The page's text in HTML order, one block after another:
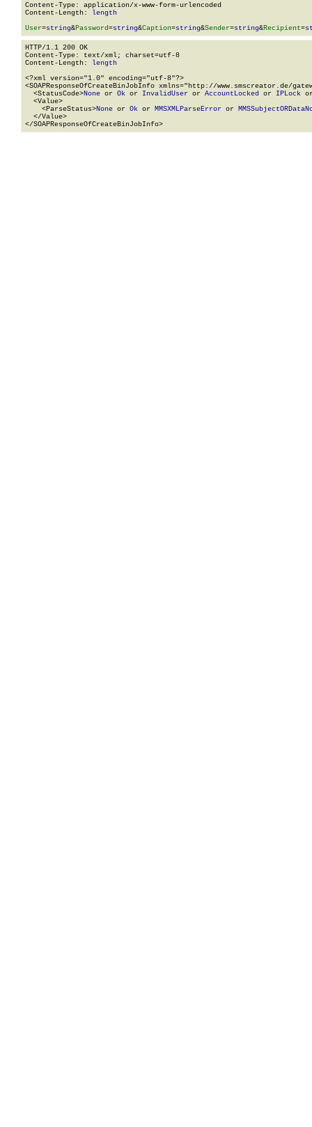
Content-Type: application/x-www-form-urlencoded
Content-Length: length
User=string&Password=string&Caption=string&Sender=string&Recipient=
HTTP/1.1 200 OK
Content-Type: text/xml; charset=utf-8
Content-Length: length
<?xml version="1.0" encoding="utf-8"?>
<SOAPResponseOfCreateBinJobInfo xmlns="http://www.smscreator.de/
  <StatusCode>
None or Ok or InvalidUser or AccountLocked or IPLock
  <Value>
    <ParseStatus>
None or Ok or MMSXMLParseError or
  </Value>
</SOAPResponseOfCreateBinJobInfo>